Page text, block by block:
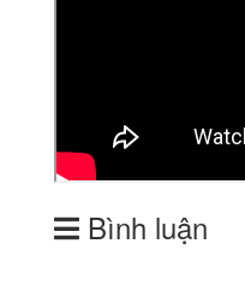
Bình luận